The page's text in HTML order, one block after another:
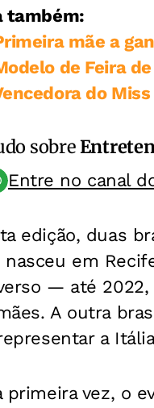
também:
mãe a
de Feira
do
sobre
Entre no canal
edição, duas
nasceu em
— até 2022,
A outra
a
primeira vez, o